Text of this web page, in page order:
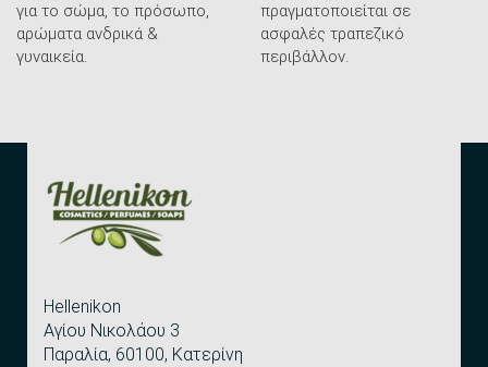
για το σώμα, το πρόσωπο,
αρώματα ανδρικά &
γυναικεία.
πραγματοποιείται σε
ασφαλές τραπεζικό
περιβάλλον.
Hellenikon
Αγίου Νικολάου 3
Παραλία, 60100, Κατερίνη